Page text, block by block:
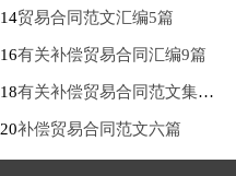
14贸易合同范文汇编5篇
16有关补偿贸易合同汇编9篇
18有关补偿贸易合同范文集锦9篇
20补偿贸易合同范文六篇